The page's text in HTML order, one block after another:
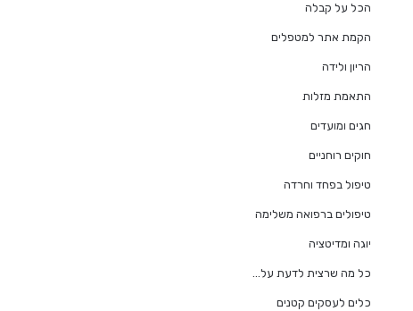
הכל על קבלה
הקמת אתר למטפלים
הריון ולידה
התאמת מזלות
חגים ומועדים
חוקים רוחניים
טיפול בפחד וחרדה
טיפולים ברפואה משלימה
יוגה ומדיטציה
כל מה שרצית לדעת על…
כלים לעסקים קטנים